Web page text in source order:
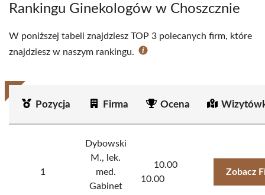
Rankingu Ginekologów w Choszcznie
W poniższej tabeli znajdziesz TOP 3 polecanych firm, które
znajdziesz w naszym rankingu.
Pozycja Firma Ocena
1
Dybowski
M., lek.
med.
Gabinet
10.00
10.00
Zobacz